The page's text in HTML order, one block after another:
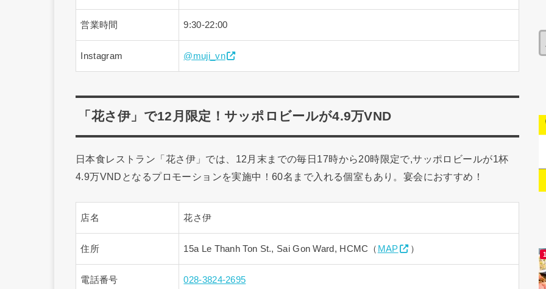
営業時間 9:30-22:00
Instagram @muji_vn
「花さ伊」で12月限定！サッポロビールが4.9万VND
日本食レストラン「花さ伊」では、12月末までの毎日17時から20時限定で,サッポロビールが1杯
4.9万VNDとなるプロモーションを実施中！60名まで入れる個室もあり。宴会におすすめ！
店名 花さ伊
住所 15a Le Thanh Ton St., Sai Gon Ward, HCMC（ MAP ）
電話番号 028-3824-2695